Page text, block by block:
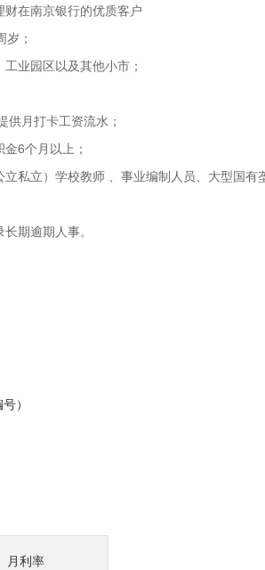
在南京银行的优质客户
；
业园区以及其他小市；
月打卡工资流水；
6个月以上；
私立）学校教师 、事业编制人员、大型国
期逾期人事。
）
月利率